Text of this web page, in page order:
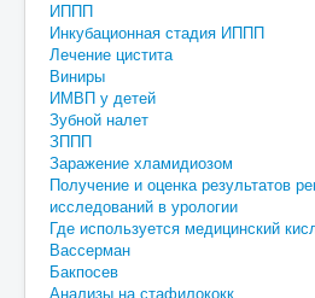
ИППП
Инкубационная стадия ИППП
Лечение цистита
Виниры
ИМВП у детей
Зубной налет
ЗППП
Заражение хламидиозом
Получение и оценка результатов
исследований в урологии
Где используется медицинский
Вассерман
Бакпосев
Анализы на стафилококк